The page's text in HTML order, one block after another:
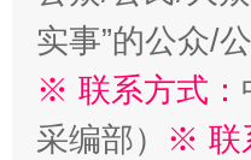
实事”的公众/
※ 联系方式：
采编部） ※ 联